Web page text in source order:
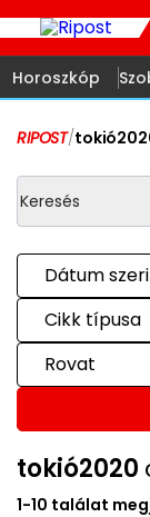
Horoszkóp
RIPOST/
Dátum
Cikk típusa
Rovat
tokió2020
1-10 találat